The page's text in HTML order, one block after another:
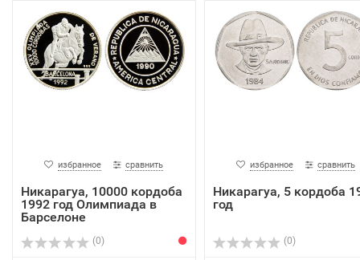
избранное сравнить
Никарагуа, 10000 кордоба
1992 год Олимпиада в
Барселоне
(0)
избранное сравнить
Никарагуа, 5 кордоба
год
(0)